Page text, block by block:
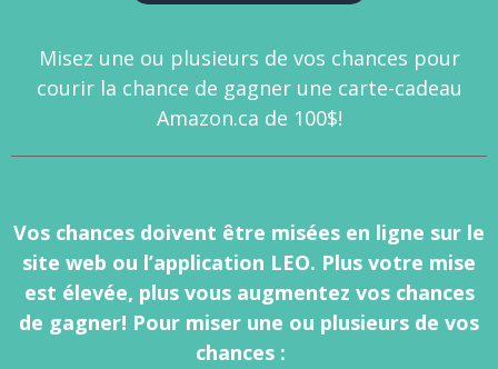
Misez une ou plusieurs de vos chances pour
courir la chance de gagner une carte-cadeau
Amazon.ca de 100$!
Vos chances doivent être misées en ligne sur le
site web ou l’application LEO. Plus votre mise
est élevée, plus vous augmentez vos chances
de gagner! Pour miser une ou plusieurs de vos
chances :